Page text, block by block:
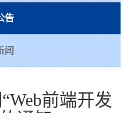
告
闻
前端开发